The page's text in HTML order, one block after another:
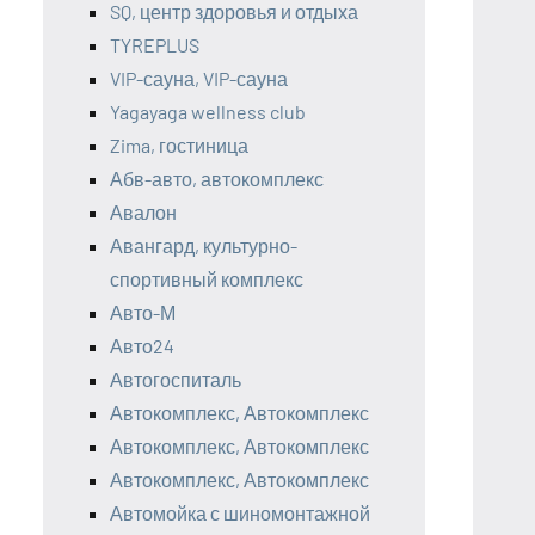
SQ, центр здоровья и отдыха
TYREPLUS
VIP-сауна, VIP-сауна
Yagayaga wellness club
Zima, гостиница
Абв-авто, автокомплекс
Авалон
Авангард, культурно-
спортивный комплекс
Авто-М
Авто24
Автогоспиталь
Автокомплекс, Автокомплекс
Автокомплекс, Автокомплекс
Автокомплекс, Автокомплекс
Автомойка с шиномонтажной